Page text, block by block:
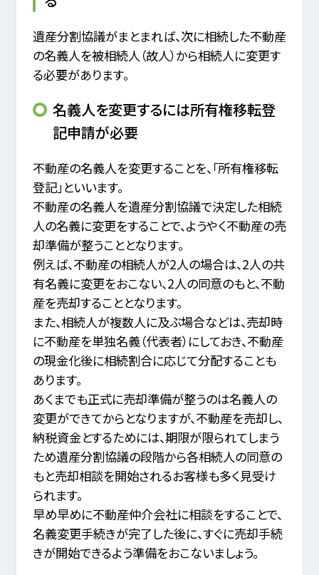
遺産分割協議がまとまれば、次に相続した不動産
の名義人を被相続人（故人）から相続人に変更す
る必要があります。
名義人を変更するには所有権移転登
記申請が必要
不動産の名義人を変更することを、「所有権移転
登記」といいます。
不動産の名義人を遺産分割協議で決定した相続
人の名義に変更をすることで、ようやく不動産の売
却準備が整うこととなります。
例えば、不動産の相続人が2人の場合は、2人の共
有名義に変更をおこない、2人の同意のもと、不動
産を売却することとなります。
また、相続人が複数人に及ぶ場合などは、売却時
に不動産を単独名義（代表者）にしておき、不動産
の現金化後に相続割合に応じて分配することも
あります。
あくまでも正式に売却準備が整うのは名義人の
変更ができてからとなりますが、不動産を売却し、
納税資金とするためには、期限が限られてしまう
ため遺産分割協議の段階から各相続人の同意の
もと売却相談を開始されるお客様も多く見受け
られます。
早め早めに不動産仲介会社に相談をすることで、
名義変更手続きが完了した後に、すぐに売却手続
きが開始できるよう準備をおこないましょう。